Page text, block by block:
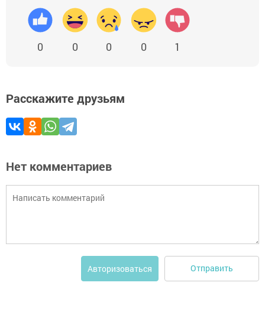
0 0 0 0 1
Расскажите друзьям
Нет комментариев
Авторизоваться Отправить